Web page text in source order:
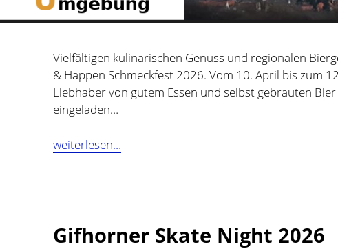
Vielfältigen kulinarischen Genuss und regionalen
& Happen Schmeckfest 2026. Vom 10. April bis zum
Liebhaber von gutem Essen und selbst gebrauten
eingeladen…
weiterlesen…
2026
Gifhorner Skate Night 2026